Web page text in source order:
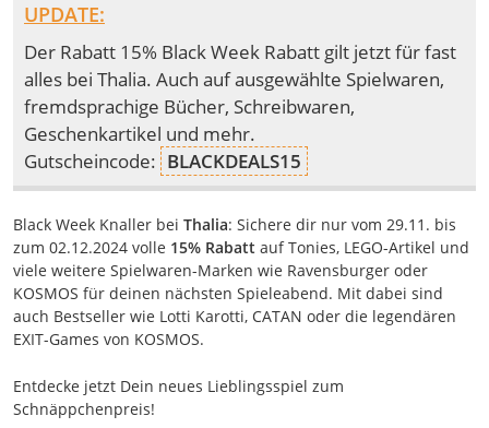
UPDATE:
Der Rabatt 15% Black Week Rabatt gilt jetzt für fast
alles bei Thalia. Auch auf ausgewählte Spielwaren,
fremdsprachige Bücher, Schreibwaren,
Geschenkartikel und mehr.
Gutscheincode: BLACKDEALS15
Black Week Knaller bei Thalia: Sichere dir nur vom 29.11. bis
zum 02.12.2024 volle 15% Rabatt auf Tonies, LEGO-Artikel und
viele weitere Spielwaren-Marken wie Ravensburger oder
KOSMOS für deinen nächsten Spieleabend. Mit dabei sind
auch Bestseller wie Lotti Karotti, CATAN oder die legendären
EXIT-Games von KOSMOS.
Entdecke jetzt Dein neues Lieblingsspiel zum
Schnäppchenpreis!